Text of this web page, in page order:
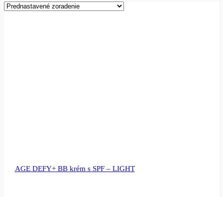
AGE DEFY+ BB krém s SPF – LIGHT